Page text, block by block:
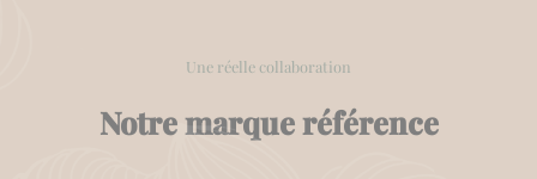
Une réelle collaboration
Notre marque référence